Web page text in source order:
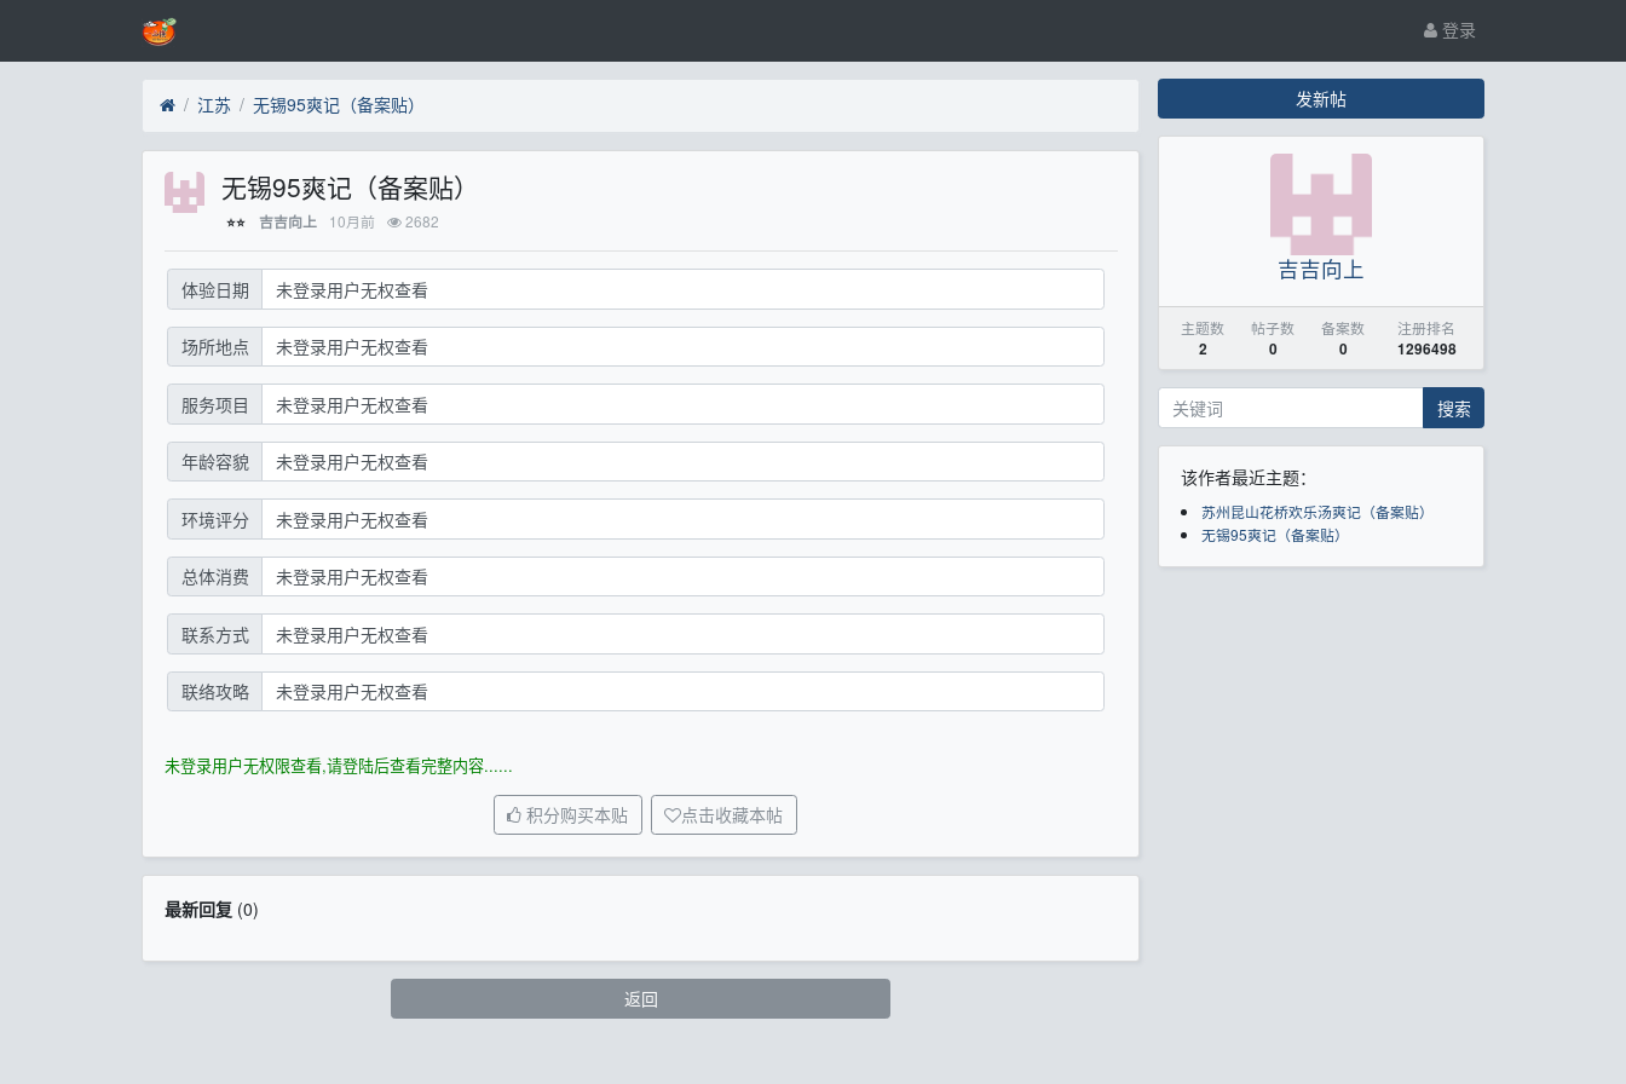
登录
江苏 无锡95爽记（备案贴）
无锡95爽记（备案贴）
⭐⭐ 吉吉向上 10月前 2682
体验日期 未登录用户无权查看
场所地点 未登录用户无权查看
服务项目 未登录用户无权查看
年龄容貌 未登录用户无权查看
环境评分 未登录用户无权查看
总体消费 未登录用户无权查看
联系方式 未登录用户无权查看
联络攻略 未登录用户无权查看
未登录用户无权限查看,请登陆后查看完整内容......
积分购买本贴 点击收藏本帖
最新回复(0)
返回
发新帖
吉吉向上
主题数
2
帖子数
0
备案数
0
注册排名
1296498
搜索
该作者最近主题：
苏州昆山花桥欢乐汤爽记（备案贴）
无锡95爽记（备案贴）